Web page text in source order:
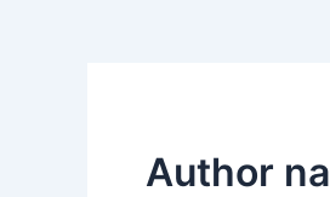
Author